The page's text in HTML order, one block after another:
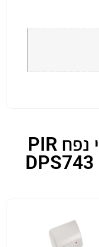
מוצרים דומים לגלאי נפח PIR